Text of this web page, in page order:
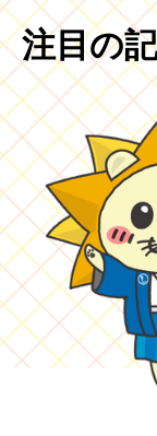
注目の